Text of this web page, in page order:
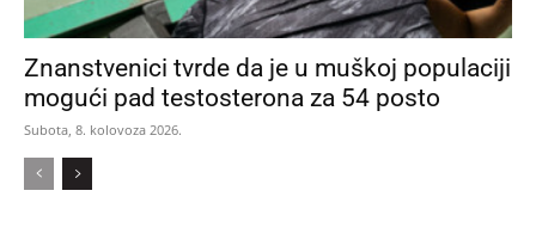
Znanstvenici tvrde da je u muškoj populaciji
mogući pad testosterona za 54 posto
Subota, 8. kolovoza 2026.